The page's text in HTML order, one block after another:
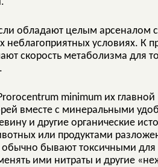
обладают целым арсеналом
неблагоприятных условиях. К
скорость метаболизма для
minimum их
вместе с минеральными
и другие органические
или продуктами
бывают токсичными для
ими нитраты и другие